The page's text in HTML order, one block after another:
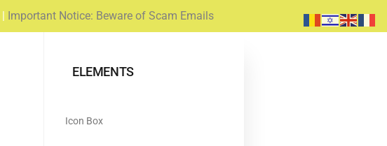
| Important Notice: Beware of Scam Emails
ELEMENTS
Icon Box